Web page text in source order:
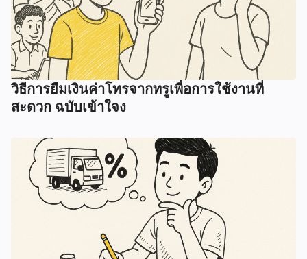
วิธีการยืมเงินค่าโทรจากทรูเพื่อการใช้งานที่
สะดวก ฉบับเข้าใจง